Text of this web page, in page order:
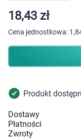
Higiena
Kosmetyki
Mężczyzna
Zdrowy styl życia
Zabawki
18,43 zł
Cena jednostkowa:
Produkt
Dostawy
Płatności
Zwroty